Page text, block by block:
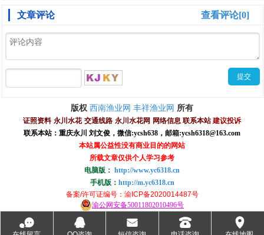
查看评论[0]
文章评论
版权 西南渔业网 丰祥渔业网 所有
证照资料 永川水花 交通线路 永川水花网 网络信息 联系本站 建议投诉
联系本站：重庆永川 刘文俊， 微信:ycsh638 ， 邮箱:ycsh6318@163.com
本站属公益性没有商业目的的网站
所载文章仅供个人学习参考
电脑版： http://www.yc6318.cn
手机版： http://m.yc6318.cn
备案/许可证编号：渝ICP备2020014487号
渝公网安备50011802010496号
󰂮 󰇇 󰄸 󰇯 󰅊